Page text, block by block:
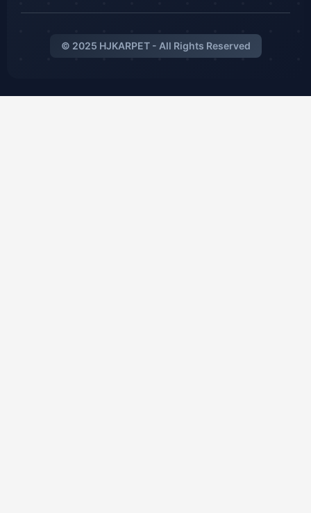
© 2025 HJKARPET - All Rights Reserved